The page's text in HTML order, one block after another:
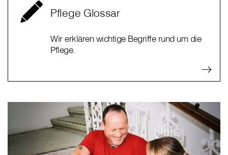
Pflege Glossar
Wir erklären wichtige Begriffe rund um die
Pflege.